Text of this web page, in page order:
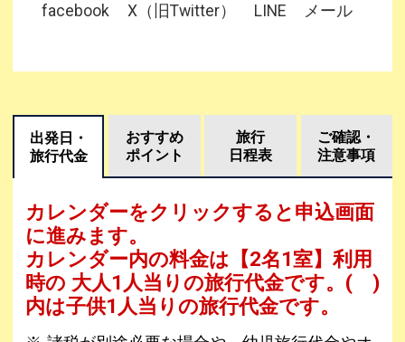
facebook X（旧Twitter） LINE メール
出発日・
旅行代金
おすすめ
ポイント
旅行
日程表
ご確認・
注意事項
カレンダーをクリックすると申込画面
に進みます。
カレンダー内の料金は 【2名1室】利用
時の 大人1人当りの旅行代金です。 ( )
内は子供1人当りの旅行代金です。